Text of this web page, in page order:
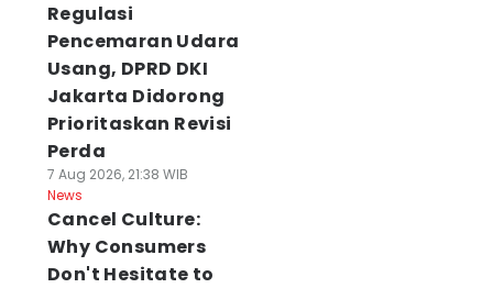
Regulasi
Pencemaran Udara
Usang, DPRD DKI
Jakarta Didorong
Prioritaskan Revisi
Perda
7 Aug 2026, 21:38 WIB
News
Cancel Culture:
Why Consumers
Don't Hesitate to